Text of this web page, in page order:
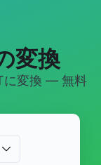
変換
に変換 — 無料